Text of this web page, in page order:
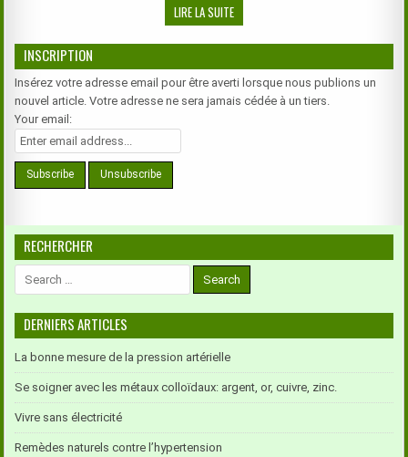
LIRE LA SUITEDES
GOUTTES
POUR
ALLER
AU
LIT…
INSCRIPTION
Insérez votre adresse email pour être averti lorsque nous publions un
nouvel article. Votre adresse ne sera jamais cédée à un tiers.
Your email:
RECHERCHER
DERNIERS ARTICLES
La bonne mesure de la pression artérielle
Se soigner avec les métaux colloïdaux: argent, or, cuivre, zinc.
Vivre sans électricité
Remèdes naturels contre l’hypertension